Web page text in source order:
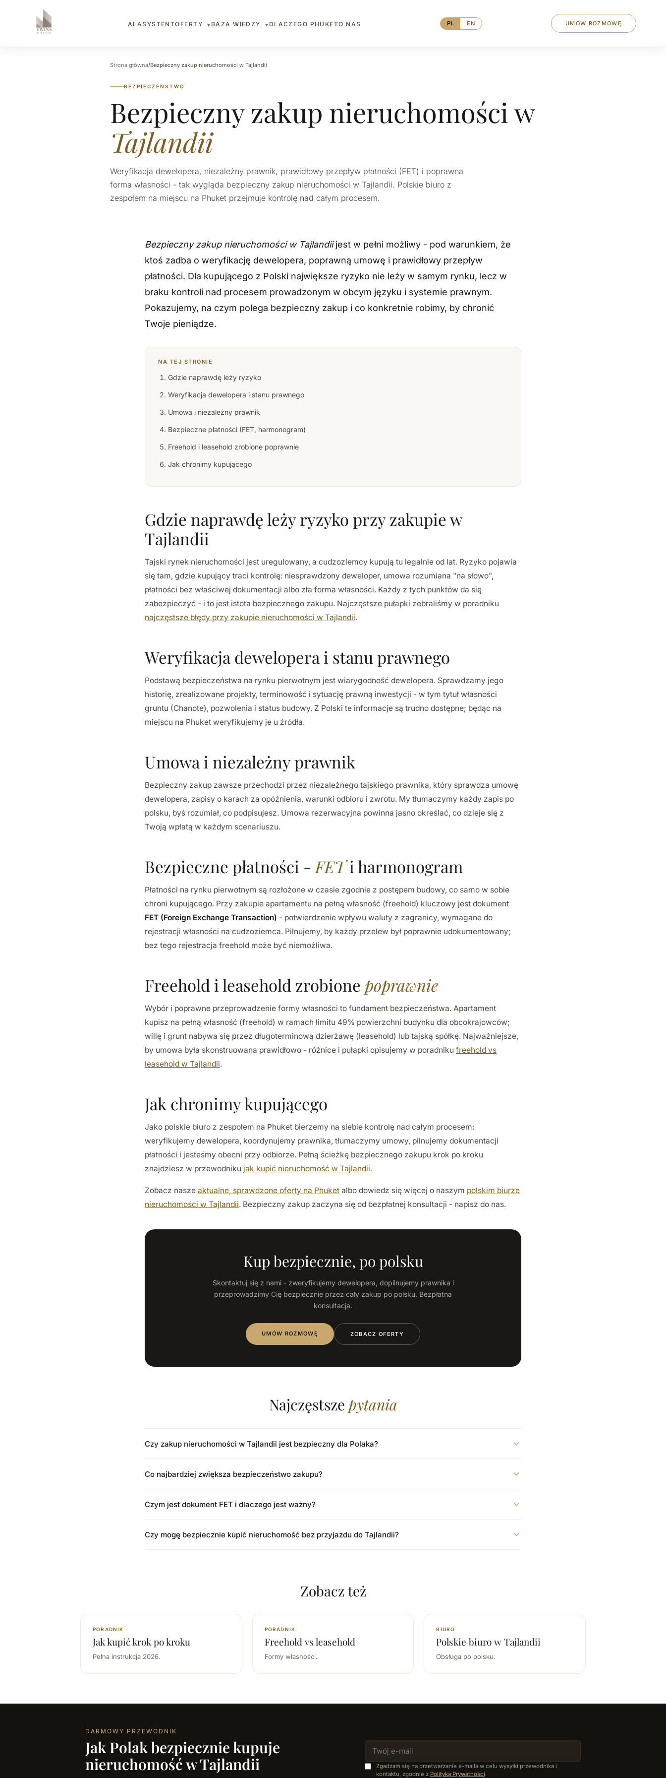
AI ASYSTENTOFERTY ▾ BAZA WIEDZY ▾ DLACZEGO PHUKETO NAS PL EN UMÓW ROZMOWĘ
Strona główna/Bezpieczny zakup nieruchomości w Tajlandii
BEZPIECZENSTWO
Bezpieczny zakup nieruchomości w
Tajlandii
Weryfikacja dewelopera, niezależny prawnik, prawidłowy przepływ płatności (FET) i poprawna
forma własności - tak wygląda bezpieczny zakup nieruchomości w Tajlandii. Polskie biuro z
zespołem na miejscu na Phuket przejmuje kontrolę nad całym procesem.
Bezpieczny zakup nieruchomości w Tajlandiijest w pełni możliwy - pod warunkiem, że
ktoś zadba o weryfikację dewelopera, poprawną umowę i prawidłowy przepływ
płatności. Dla kupującego z Polski największe ryzyko nie leży w samym rynku, lecz w
braku kontroli nad procesem prowadzonym w obcym języku i systemie prawnym.
Pokazujemy, na czym polega bezpieczny zakup i co konkretnie robimy, by chronić
Twoje pieniądze.
NA TEJ STRONIE
Gdzie naprawdę leży ryzyko
Weryfikacja dewelopera i stanu prawnego
Umowa i niezależny prawnik
Bezpieczne płatności (FET, harmonogram)
Freehold i leasehold zrobione poprawnie
Jak chronimy kupującego
Gdzie naprawdę leży ryzyko przy zakupie w
Tajlandii
Tajski rynek nieruchomości jest uregulowany, a cudzoziemcy kupują tu legalnie od lat. Ryzyko pojawia
się tam, gdzie kupujący traci kontrolę: niesprawdzony deweloper, umowa rozumiana "na słowo",
płatności bez właściwej dokumentacji albo zła forma własności. Każdy z tych punktów da się
zabezpieczyć - i to jest istota bezpiecznego zakupu. Najczęstsze pułapki zebraliśmy w poradniku
najczęstsze błędy przy zakupie nieruchomości w Tajlandii.
Weryfikacja dewelopera i stanu prawnego
Podstawą bezpieczeństwa na rynku pierwotnym jest wiarygodność dewelopera. Sprawdzamy jego
historię, zrealizowane projekty, terminowość i sytuację prawną inwestycji - w tym tytuł własności
gruntu (Chanote), pozwolenia i status budowy. Z Polski te informacje są trudno dostępne; będąc na
miejscu na Phuket weryfikujemy je u źródła.
Umowa i niezależny prawnik
Bezpieczny zakup zawsze przechodzi przez niezależnego tajskiego prawnika, który sprawdza umowę
dewelopera, zapisy o karach za opóźnienia, warunki odbioru i zwrotu. My tłumaczymy każdy zapis po
polsku, byś rozumiał, co podpisujesz. Umowa rezerwacyjna powinna jasno określać, co dzieje się z
Twoją wpłatą w każdym scenariuszu.
Bezpieczne płatności - FETi harmonogram
Płatności na rynku pierwotnym są rozłożone w czasie zgodnie z postępem budowy, co samo w sobie
chroni kupującego. Przy zakupie apartamentu na pełną własność (freehold) kluczowy jest dokument
FET (Foreign Exchange Transaction) - potwierdzenie wpływu waluty z zagranicy, wymagane do
rejestracji własności na cudzoziemca. Pilnujemy, by każdy przelew był poprawnie udokumentowany;
bez tego rejestracja freehold może być niemożliwa.
Freehold i leasehold zrobione poprawnie
Wybór i poprawne przeprowadzenie formy własności to fundament bezpieczeństwa. Apartament
kupisz na pełną własność (freehold) w ramach limitu 49% powierzchni budynku dla obcokrajowców;
willę i grunt nabywa się przez długoterminową dzierżawę (leasehold) lub tajską spółkę. Najważniejsze,
by umowa była skonstruowana prawidłowo - różnice i pułapki opisujemy w poradniku freehold vs
leasehold w Tajlandii.
Jak chronimy kupującego
Jako polskie biuro z zespołem na Phuket bierzemy na siebie kontrolę nad całym procesem:
weryfikujemy dewelopera, koordynujemy prawnika, tłumaczymy umowy, pilnujemy dokumentacji
płatności i jesteśmy obecni przy odbiorze. Pełną ścieżkę bezpiecznego zakupu krok po kroku
znajdziesz w przewodniku jak kupić nieruchomość w Tajlandii.
Zobacz nasze aktualne, sprawdzone oferty na Phuket albo dowiedz się więcej o naszym polskim biurze
nieruchomości w Tajlandii. Bezpieczny zakup zaczyna się od bezpłatnej konsultacji - napisz do nas.
Kup bezpiecznie, po polsku
Skontaktuj się z nami - zweryfikujemy dewelopera, dopilnujemy prawnika i
przeprowadzimy Cię bezpiecznie przez cały zakup po polsku. Bezpłatna
konsultacja.
UMÓW ROZMOWĘ ZOBACZ OFERTY
Najczęstsze pytania
Czy zakup nieruchomości w Tajlandii jest bezpieczny dla Polaka?
Co najbardziej zwiększa bezpieczeństwo zakupu?
Czym jest dokument FET i dlaczego jest ważny?
Czy mogę bezpiecznie kupić nieruchomość bez przyjazdu do Tajlandii?
Zobacz też
PORADNIK
Jak kupić krok po kroku
Pełna instrukcja 2026.
PORADNIK
Freehold vs leasehold
Formy własności.
BIURO
Polskie biuro w Tajlandii
Obsługa po polsku.
DARMOWY PRZEWODNIK
Jak Polak bezpiecznie kupuje
nieruchomość w Tajlandii
Zgadzam się na przetwarzanie e-maila w celu wysyłki przewodnika i
kontaktu, zgodnie z Polityką Prywatności.